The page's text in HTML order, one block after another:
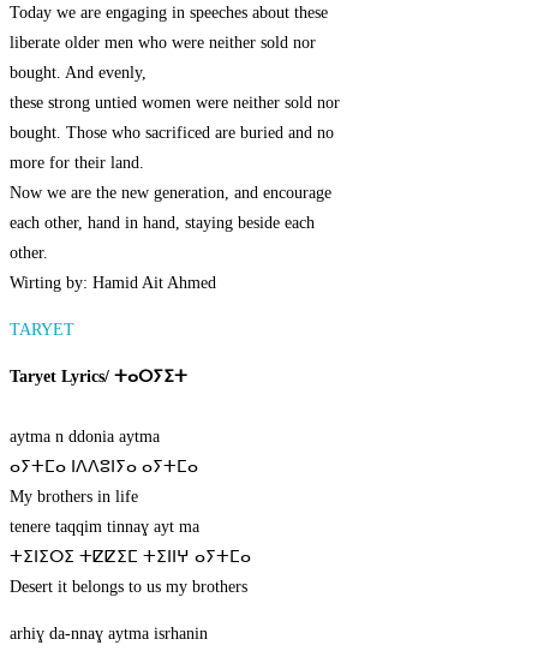
Today we are engaging in speeches about these
liberate older men who were neither sold nor
bought. And evenly,
these strong untied women were neither sold nor
bought. Those who sacrificed are buried and no
more for their land.
Now we are the new generation, and encourage
each other, hand in hand, staying beside each
other.
Wirting by: Hamid Ait Ahmed
TARYET
Taryet Lyrics/ ⵜⴰⵔⵢⵉⵜ
aytma n ddonia aytma
ⴰⵢⵜⵎⴰ ⵏⴷⴷⵓⵏⵢⴰ ⴰⵢⵜⵎⴰ
My brothers in life
tenere taqqim tinnaɣ ayt ma
ⵜⵉⵏⵉⵔⵉ ⵜⵇⵇⵉⵎ ⵜⵉⵏⵏⵖ ⴰⵢⵜⵎⴰ
Desert it belongs to us my brothers
arhiɣ da-nnaɣ aytma isrhanin